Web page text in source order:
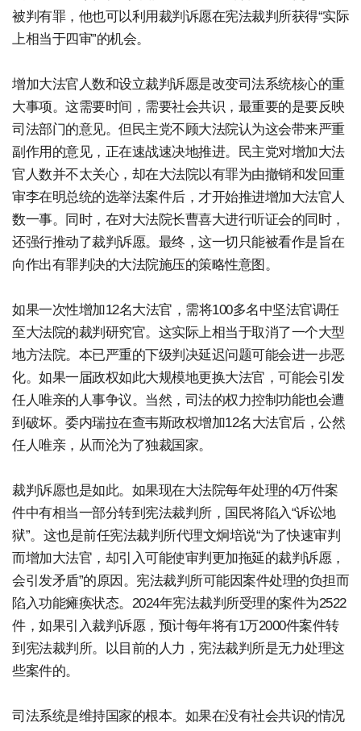
被判有罪，他也可以利用裁判诉愿在宪法裁判所获得“实际
上相当于四审”的机会。
增加大法官人数和设立裁判诉愿是改变司法系统核心的重
大事项。这需要时间，需要社会共识，最重要的是要反映
司法部门的意见。但民主党不顾大法院认为这会带来严重
副作用的意见，正在速战速决地推进。民主党对增加大法
官人数并不太关心，却在大法院以有罪为由撤销和发回重
审李在明总统的选举法案件后，才开始推进增加大法官人
数一事。同时，在对大法院长曹喜大进行听证会的同时，
还强行推动了裁判诉愿。最终，这一切只能被看作是旨在
向作出有罪判决的大法院施压的策略性意图。
如果一次性增加12名大法官，需将100多名中坚法官调任
至大法院的裁判研究官。这实际上相当于取消了一个大型
地方法院。本已严重的下级判决延迟问题可能会进一步恶
化。如果一届政权如此大规模地更换大法官，可能会引发
任人唯亲的人事争议。当然，司法的权力控制功能也会遭
到破坏。委内瑞拉在查韦斯政权增加12名大法官后，公然
任人唯亲，从而沦为了独裁国家。
裁判诉愿也是如此。如果现在大法院每年处理的4万件案
件中有相当一部分转到宪法裁判所，国民将陷入“诉讼地
狱”。这也是前任宪法裁判所代理文炯培说“为了快速审判
而增加大法官，却引入可能使审判更加拖延的裁判诉愿，
会引发矛盾”的原因。宪法裁判所可能因案件处理的负担而
陷入功能瘫痪状态。2024年宪法裁判所受理的案件为2522
件，如果引入裁判诉愿，预计每年将有1万2000件案件转
到宪法裁判所。以目前的人力，宪法裁判所是无力处理这
些案件的。
司法系统是维持国家的根本。如果在没有社会共识的情况